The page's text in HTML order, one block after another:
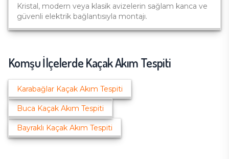
Kristal, modern veya klasik avizelerin sağlam kanca ve
güvenli elektrik bağlantısıyla montajı.
Komşu İlçelerdeKaçak Akım Tespiti
Karabağlar Kaçak Akım Tespiti
Buca Kaçak Akım Tespiti
Bayraklı Kaçak Akım Tespiti